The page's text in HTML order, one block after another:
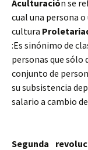
Aculturación se
cual una persona
cultura
:Es sinónimo de
personas que sólo
conjunto de
su subsistencia
salario a cambio
Segunda